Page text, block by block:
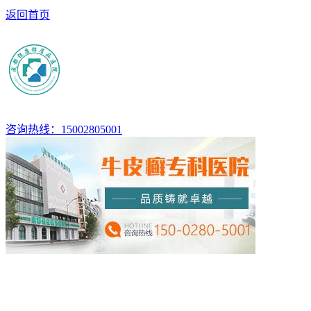
返回首页
咨询热线：15002805001